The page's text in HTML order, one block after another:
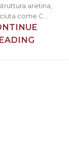
aretina,
come C...